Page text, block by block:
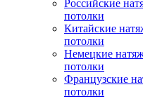
Российские
потолки
Китайские
потолки
Немецкие
потолки
Французские
потолки